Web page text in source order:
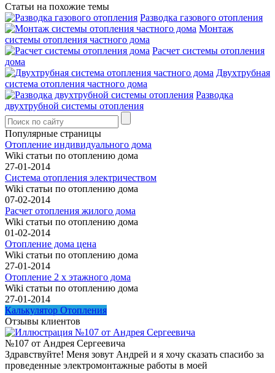
Статьи на похожие темы
Разводка газового отопления
Монтаж
системы отопления частного дома
Расчет системы отопления
дома
Двухтрубная
система отопления частного дома
Разводка
двухтрубной системы отопления
Популярные страницы
Отопление индивидуального дома
Wiki статьи по отоплению дома
27-01-2014
Система отопления электричеством
Wiki статьи по отоплению дома
07-02-2014
Расчет отопления жилого дома
Wiki статьи по отоплению дома
01-02-2014
Отопление дома цена
Wiki статьи по отоплению дома
27-01-2014
Отопление 2 х этажного дома
Wiki статьи по отоплению дома
27-01-2014
Калькулятор Отопления
Отзывы клиентов
№107 от Андрея Сергеевича
Здравствуйте! Меня зовут Андрей и я хочу сказать спасибо за
проведенные электромонтажные работы в моей